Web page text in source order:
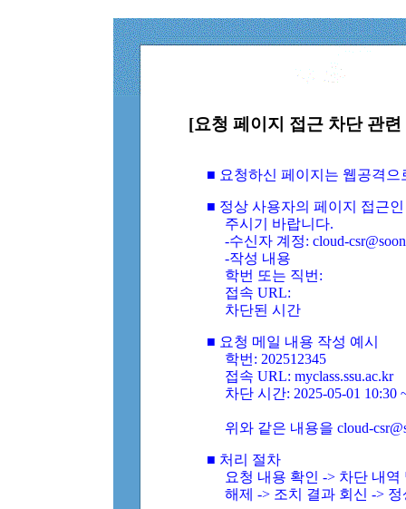
[요청 페이지 접근 차단 관
■ 요청하신 페이지는 웹공격
■ 정상 사용자의 페이지 접근
주시기 바랍니다.
-수신자 계정: cloud-
-작성 내용
학번 또는 직번:
접속 URL:
차단된 시간
■ 요청 메일 내용 작성 예시
학번: 202512345
접속 URL: myclass.ssu.ac.kr
차단 시간: 2025-05-01 10:30
위와 같은 내용을 cloud-
■ 처리 절차
요청 내용 확인 -> 차단 내
해제 -> 조치 결과 회신 ->